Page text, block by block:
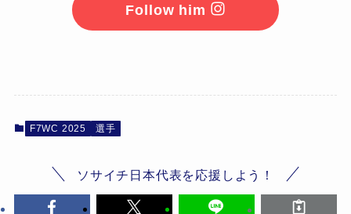
Follow him
F7WC 2025 選手
ソサイチ日本代表を応援しよう！